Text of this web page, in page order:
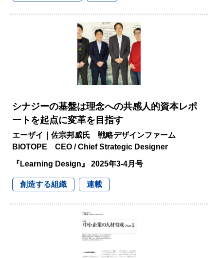
シナジーの基盤は理念への共感人的資本レポ
ートを起点に変革を目指す
エーザイ｜佐宗邦威氏 戦略デザインファーム
BIOTOPE CEO / Chief Strategic Designer
『Learning Design』 2025年3-4月号
創造する組織 連載